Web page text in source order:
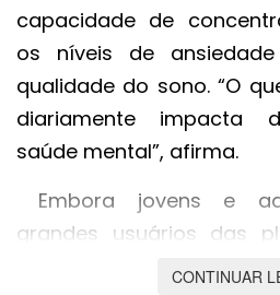
capacidade de
os níveis de
qualidade do sono. “O
diariamente impacta
saúde mental”, afirma.
Embora jovens e
grandes usuários das
Marina destaca que
CONTINUAR